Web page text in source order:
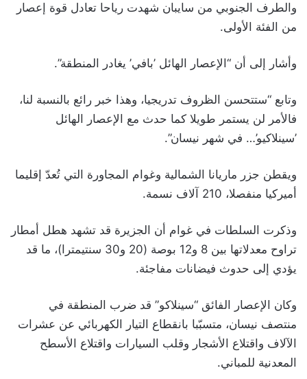
والطرف الجنوبي من سايبان شهدت رياحا تعادل قوة إعصار
من الفئة الأولى.
وأشار إلى أن “الإعصار الهائل ’بافي’ يغادر المنطقة”.
وتابع “ستتحسن الظروف تدريجيا، وهذا خبر رائع بالنسبة لنا،
فالأمر لن يستمر طويلا كما حدث مع الإعصار الهائل
’سينلاكيو’… في شهر نيسان”.
ويقطن جزر ماريانا الشمالية وغوام المجاورة التي تُعدّ إقليما
أميركيا منفصلا، 210 آلاف نسمة.
وذكرت السلطات في غوام أن الجزيرة قد تشهد هطل أمطار
تراوح معدلاتها بين 8 و12 بوصة (20 و30 سنتيمترا)، ما قد
يؤدي إلى حدوث فيضانات مفاجئة.
وكان الإعصار الفائق “سينلاكو” قد ضرب المنطقة في
منتصف نيسان، متسبّبا بانقطاع التيار الكهربائي عن عشرات
الآلاف واقتلاع الأشجار وقلب السيارات واقتلاع الأسطح
المعدنية للمباني.